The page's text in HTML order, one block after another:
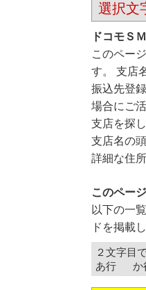
選択文
ドコモＳ
このペー
す。 支店
振込先登
場合にご
支店を探
支店名の
詳細な住
このペー
以下の一
ドを掲載
２文字目
あ行 か